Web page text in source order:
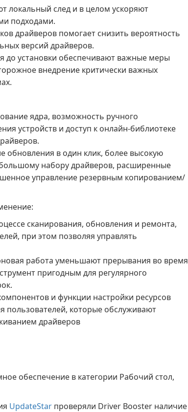
локальный след и в целом ускоряют
подходами.
драйверов помогает снизить вероятность
версий драйверов.
до установки обеспечивают важные меры
внедрение критически важных
ядра, возможность ручного
устройств и доступ к онлайн-библиотеке
обновления в один клик, более высокую
большому набору драйверов, расширенные
управление резервным копированием/
сканирования, обновления и ремонта,
при этом позволяя управлять
работа уменьшают прерывания во время
пригодным для регулярного
и функции настройки ресурсов
пользователей, которые обслуживают
драйверов
обеспечение в категории Рабочий стол,
UpdateStar проверяли Driver Booster наличие